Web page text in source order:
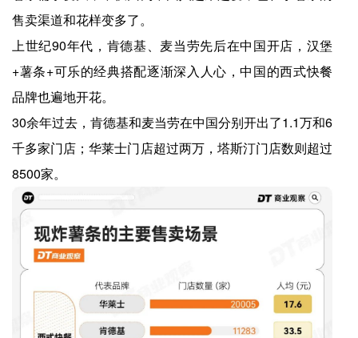
售卖渠道和花样变多了。
上世纪90年代，肯德基、麦当劳先后在中国开店，汉堡
+薯条+可乐的经典搭配逐渐深入人心，中国的西式快餐
品牌也遍地开花。
30余年过去，肯德基和麦当劳在中国分别开出了1.1万和6
千多家门店；华莱士门店超过两万，塔斯汀门店数则超过
8500家。